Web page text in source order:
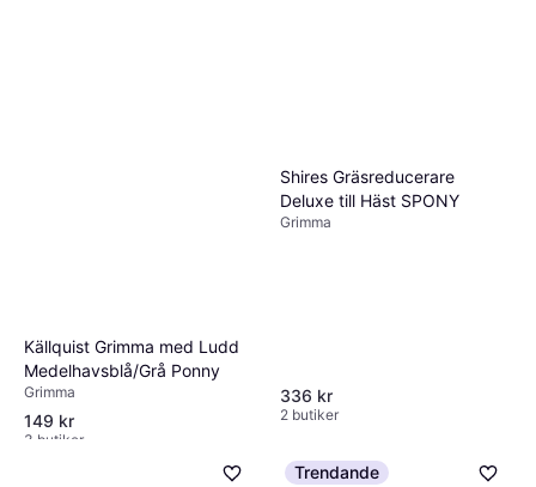
Källquist Grimma med Ludd
Medelhavsblå/Grå Ponny
Grimma
149 kr
3 butiker
Shires Gräsreducerare
Deluxe till Häst SPONY
Grimma
336 kr
2 butiker
Trendande